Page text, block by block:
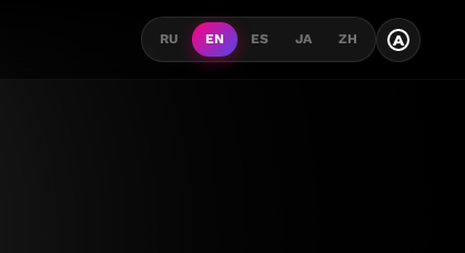
RU EN ES JA ZH A